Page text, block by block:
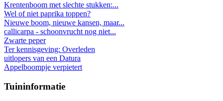
Krentenboom met slechte stukken:...
Wel of niet paprika toppen?
Nieuwe boom, nieuwe kansen, maar...
callicarpa - schoonvrucht nog niet...
Zwarte peper
Ter kennisgeving: Overleden
uitlopers van een Datura
Appelboompje verpietert
Tuininformatie